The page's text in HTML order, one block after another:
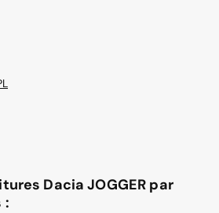
Dacia JOGGER par
: